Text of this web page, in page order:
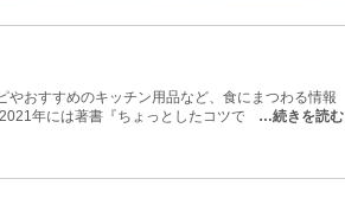
おすすめのキッチン用品など、食にまつわる情報
年には著書『ちょっとしたコツで、劇的におい
…続きを読む